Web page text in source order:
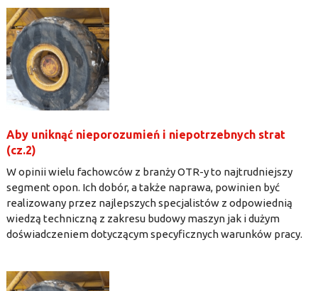
Aby uniknąć nieporozumień i niepotrzebnych strat
(cz.2)
W opinii wielu fachowców z branży OTR-y to najtrudniejszy
segment opon. Ich dobór, a także naprawa, powinien być
realizowany przez najlepszych specjalistów z odpowiednią
wiedzą techniczną z zakresu budowy maszyn jak i dużym
doświadczeniem dotyczącym specyficznych warunków pracy.